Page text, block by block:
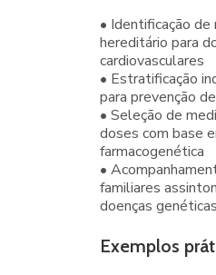
• Identificação de
hereditário para
cardiovasculares
• Estratificação
para prevenção
• Seleção de
doses com base
farmacogenética
•
familiares
doenças genéticas
Exemplos